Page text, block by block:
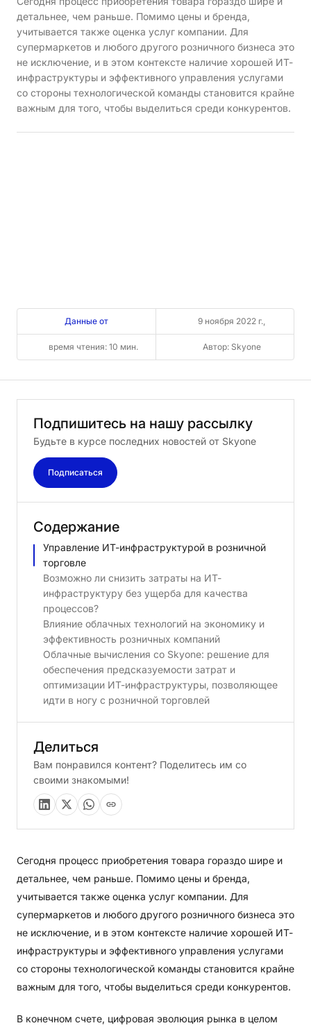
детальнее, чем раньше. Помимо цены и бренда,
учитывается также оценка услуг компании. Для
супермаркетов и любого другого розничного бизнеса это
не исключение, и в этом контексте наличие хорошей ИТ-
инфраструктуры и эффективного управления услугами
со стороны технологической команды становится крайне
важным для того, чтобы выделиться среди конкурентов.
Данные от 9 ноября 2022 г.,
время чтения: 10 мин. Автор: Skyone
Сегодня процесс приобретения товара гораздо шире и
детальнее, чем раньше. Помимо цены и бренда,
учитывается также оценка услуг компании. Для
супермаркетов и любого другого розничного бизнеса это
не исключение, и в этом контексте наличие хорошей ИТ-
инфраструктуры и эффективного управления услугами
со стороны технологической команды становится крайне
важным для того, чтобы выделиться среди конкурентов.
В конечном счете, цифровая эволюция рынка в целом
Подпишитесь на нашу рассылку
Будьте в курсе последних новостей от Skyone
Подписаться
Содержание
Управление ИТ-инфраструктурой в розничной
торговле
Возможно ли снизить затраты на ИТ-
инфраструктуру без ущерба для качества
процессов?
Влияние облачных технологий на экономику и
эффективность розничных компаний
Облачные вычисления со Skyone: решение для
обеспечения предсказуемости затрат и
оптимизации ИТ-инфраструктуры, позволяющее
идти в ногу с розничной торговлей
Делиться
Вам понравился контент? Поделитесь им со
своими знакомыми!